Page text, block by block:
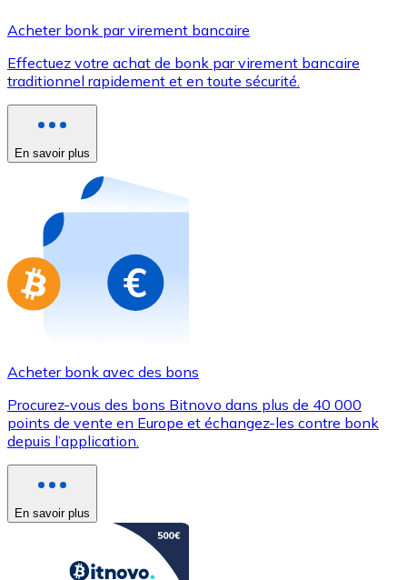
Utilisez les cartes Visa et Mastercard pour acheter
Acheter avec carte
Boutique - Cartes
Achetez des cartes-cadeaux de vos marques
Aller à la boutique de cartes-cadeaux
Acheter bonk par virement bancaire
Effectuez votre achat de bonk par virement bancaire
traditionnel rapidement et en toute sécurité.
En savoir plus
Acheter bonk avec des bons
Procurez-vous des bons Bitnovo dans plus de 40 000
points de vente en Europe et échangez-les contre bonk
depuis l’application.
En savoir plus